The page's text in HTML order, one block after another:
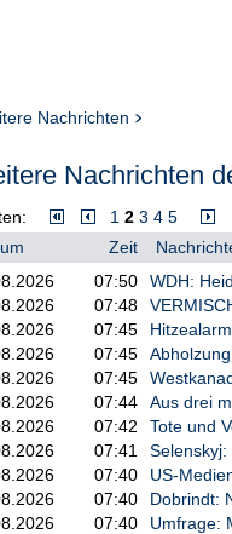
Nachrichten
Nachrichten
1 2 3 4 5
Zeit
07:50
WDH:
07:48
07:45
07:45
07:45
07:44
Aus drei
07:42
Tote und
07:41
07:40
US-
07:40
Dobrindt:
07:40
Umfrage: